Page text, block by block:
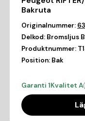
Bakruta
Originalnummer:
Delkod: Bromsljus
Produktnummer:
Position: Bak
Garanti 1Kvalitet A